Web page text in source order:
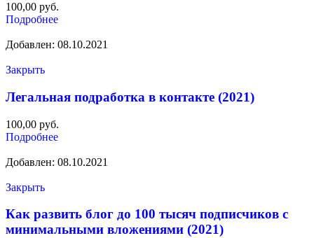
100,00 руб.
Подробнее
Добавлен: 08.10.2021
Закрыть
Легальная подработка в контакте (2021)
100,00 руб.
Подробнее
Добавлен: 08.10.2021
Закрыть
Как развить блог до 100 тысяч подписчиков с
минимальными вложениями (2021)